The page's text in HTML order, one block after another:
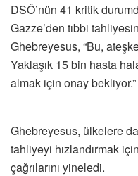
DSÖ’nün 41 kritik
Gazze’den tıbbi
Ghebreyesus, “Bu,
Yaklaşık 15 bin hasta
almak için onay
Ghebreyesus, ülkelere
tahliyeyi hızlandırmak
çağrılarını yineledi.